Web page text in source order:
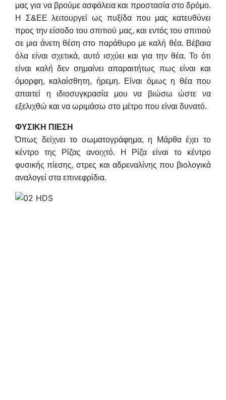
μας για να βρούμε ασφάλεια και προστασία στο δρόμο.
Η Σ&ΕΕ λειτουργεί ως πυξίδα που μας κατευθύνει
προς την είσοδο του σπιτιού μας, και εντός του σπιτιού
σε μια άνετη θέση στο παράθυρο με καλή θέα. Βέβαια
όλα είναι σχετικά, αυτό ισχύει και για την θέα. Το ότι
είναι καλή δεν σημαίνει απαραιτήτως πως είναι και
όμορφη, καλαίσθητη, ήρεμη. Είναι όμως η θέα που
απαιτεί η ιδιοσυγκρασία μου να βιώσω ώστε να
εξελιχθώ και να ωριμάσω στο μέτρο που είναι δυνατό.
ΦΥΣΙΚΗ ΠΙΕΣΗ
Όπως δείχνει το σωματογράφημα, η Μάρθα έχει το
κέντρο της Ρίζας ανοιχτό. Η Ρίζα είναι το κέντρο
φυσικής πίεσης, στρες και αδρεναλίνης που βιολογικά
αναλογεί στα επινεφρίδια.